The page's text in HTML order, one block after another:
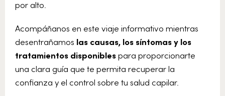
por alto.
Acompáñanos en este viaje informativo mientras
desentrañamos las causas, los síntomas y los
tratamientos disponiblespara proporcionarte
una clara guía que te permita recuperar la
confianza y el control sobre tu salud capilar.